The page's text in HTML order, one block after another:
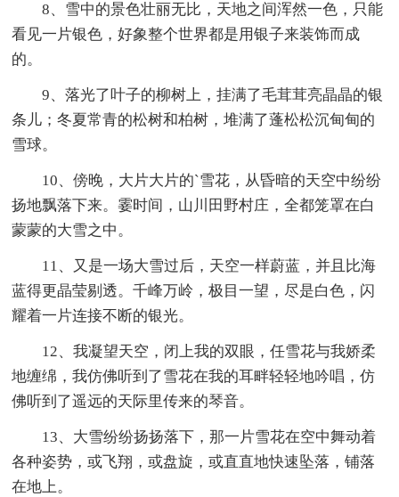
8、雪中的景色壮丽无比，天地之间浑然一色，只能
看见一片银色，好象整个世界都是用银子来装饰而成
的。
9、落光了叶子的柳树上，挂满了毛茸茸亮晶晶的银
条儿；冬夏常青的松树和柏树，堆满了蓬松松沉甸甸的
雪球。
10、傍晚，大片大片的`雪花，从昏暗的天空中纷纷
扬地飘落下来。霎时间，山川田野村庄，全都笼罩在白
蒙蒙的大雪之中。
11、又是一场大雪过后，天空一样蔚蓝，并且比海
蓝得更晶莹剔透。千峰万岭，极目一望，尽是白色，闪
耀着一片连接不断的银光。
12、我凝望天空，闭上我的双眼，任雪花与我娇柔
地缠绵，我仿佛听到了雪花在我的耳畔轻轻地吟唱，仿
佛听到了遥远的天际里传来的琴音。
13、大雪纷纷扬扬落下，那一片雪花在空中舞动着
各种姿势，或飞翔，或盘旋，或直直地快速坠落，铺落
在地上。